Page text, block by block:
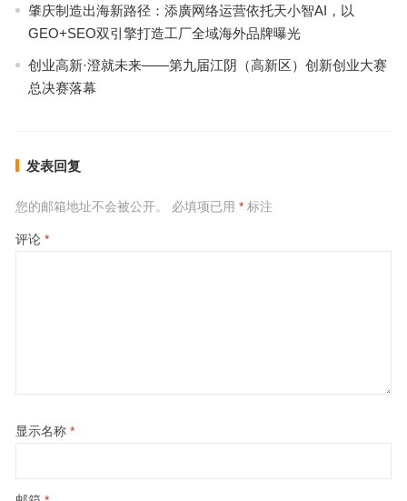
肇庆制造出海新路径：添廣网络运营依托天小智AI，以
GEO+SEO双引擎打造工厂全域海外品牌曝光
创业高新·澄就未来——第九届江阴（高新区）创新创业大赛
总决赛落幕
发表回复
您的邮箱地址不会被公开。 必填项已用 *标注
评论 *
显示名称 *